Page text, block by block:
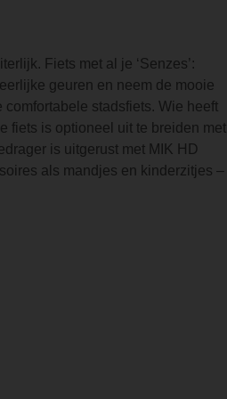
Fiets met al je ‘Senzes’:
geuren en neem de mooie
stadsfiets. Wie heeft
fiets is optioneel uit te breiden met
is uitgerust met MIK HD
als mandjes en kinderzitjes –